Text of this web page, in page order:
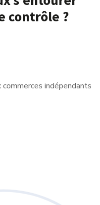
contrôle ?
indépendants